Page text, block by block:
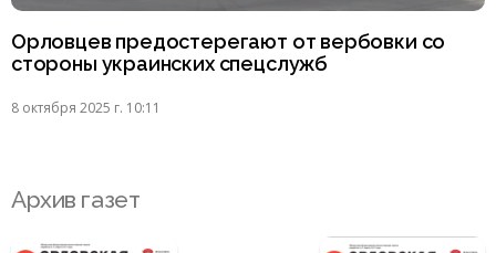
Орловцев предостерегают от вербовки со
стороны украинских спецслужб
8 октября 2025 г. 10:11
Архив газет